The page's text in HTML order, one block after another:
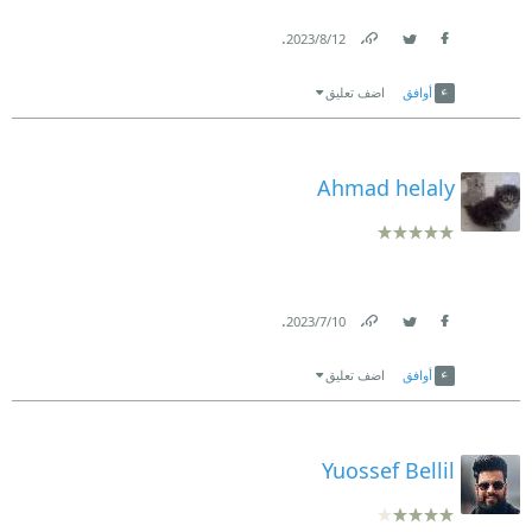
12‏/8‏/2023
.
أوافق اضف تعليق
Ahmad helaly
10‏/7‏/2023
.
أوافق اضف تعليق
Yuossef Bellil